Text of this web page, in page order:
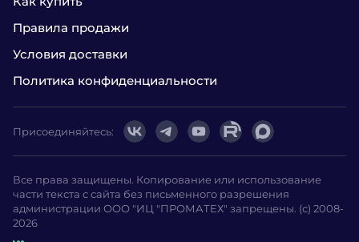
Правила продажи
Условия доставки
Политика конфиденциальности
Все права защищены. Копирование или использование
части текста с сайта без письменного разрешения
администрации ООО "ИЦ "ПРОМАТЕХ" запрещены. (с) 2008-
2026
Присоединяйтесь: